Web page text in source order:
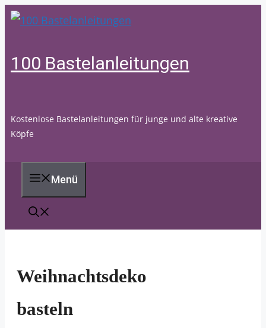
Zum
100 Bastelanleitungen
Kostenlose Bastelanleitungen für junge und alte kreative
Köpfe
Menü
Weihnachtsdeko
basteln